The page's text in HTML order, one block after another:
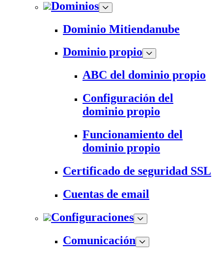
Dominios
Dominio Mitiendanube
Dominio propio
ABC del dominio propio
Configuración del
dominio propio
Funcionamiento del
dominio propio
Certificado de seguridad SSL
Cuentas de email
Configuraciones
Comunicación